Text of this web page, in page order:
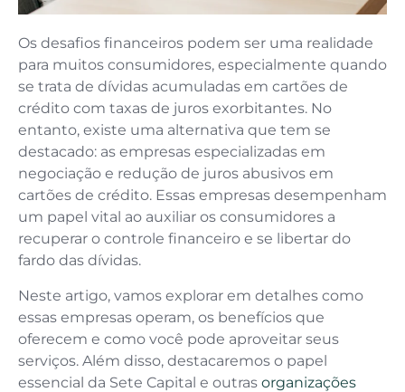
Os desafios financeiros podem ser uma realidade
para muitos consumidores, especialmente quando
se trata de dívidas acumuladas em cartões de
crédito com taxas de juros exorbitantes. No
entanto, existe uma alternativa que tem se
destacado: as empresas especializadas em
negociação e redução de juros abusivos em
cartões de crédito. Essas empresas desempenham
um papel vital ao auxiliar os consumidores a
recuperar o controle financeiro e se libertar do
fardo das dívidas.
Neste artigo, vamos explorar em detalhes como
essas empresas operam, os benefícios que
oferecem e como você pode aproveitar seus
serviços. Além disso, destacaremos o papel
essencial da Sete Capital e outras organizações